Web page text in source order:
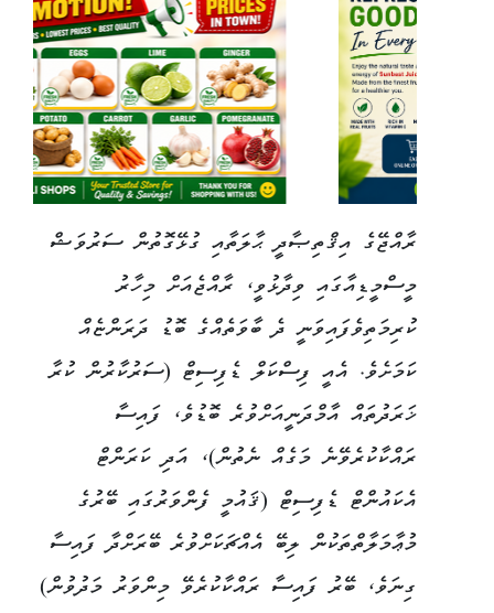
ރާއްޖޭގެ އިޤްތިޞާދީ ޙާލަތާއި ގުޅޭގޮތުން ސަރުވަޝް
މީސްމީޑިއާގައި ވިދާޅުވީ، ރާއްޖެއަށް މިހާރު
ކުރިމަތިވެފައިވަނީ ދެ ބާވަތެއްގެ ބޮޑު ދަރަންޏެއް
ކަމަށެވެ. އެއީ ފިސްކަލް ޑެފިސިޓް (ސަރުކާރުން ކުރާ
ޚަރަދުތައް އާމްދަނީއަށްވުރެ ބޮޑުވެ، ފައިސާ
ރައްކާކުރެވޭނެ މަގެއް ނެތުން)، އަދި ކަރަންޓް
އެކައުންޓް ޑެފިސިޓް (ޤައުމީ ފެންވަރުގައި ބޭރުގެ
މުޢާމަލާތްތަކުން ލިބޭ އެއްޗަކަށްވުރެ ބޭރަށްދާ ފައިސާ
ގިނަވެ، ބޭރު ފައިސާ ރައްކާކުރެވޭ މިންވަރު މަދުވުން)